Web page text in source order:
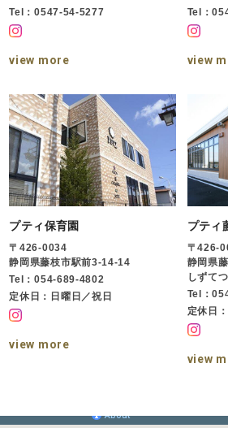
Tel：0547-54-5277
view more
Tel：
view
プティ保育園
〒426-0034
静岡県藤枝市駅前3-14-14
Tel：054-689-4802
定休日：日曜日／祝日
view more
プティ
〒426-
静岡県
しずて
Tel：
定休日
view